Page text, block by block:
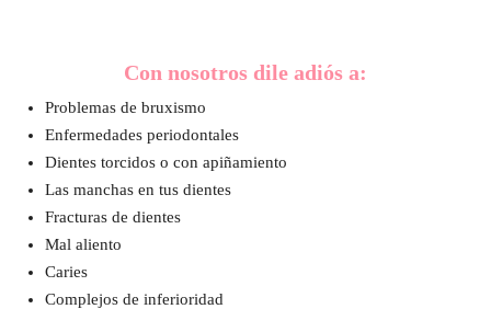
Con nosotros dile adiós a:
Problemas de bruxismo
Enfermedades periodontales
Dientes torcidos o con apiñamiento
Las manchas en tus dientes
Fracturas de dientes
Mal aliento
Caries
Complejos de inferioridad